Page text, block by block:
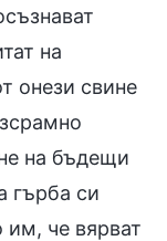
на
онези свине
на бъдещи
гърба си
им, че вярват